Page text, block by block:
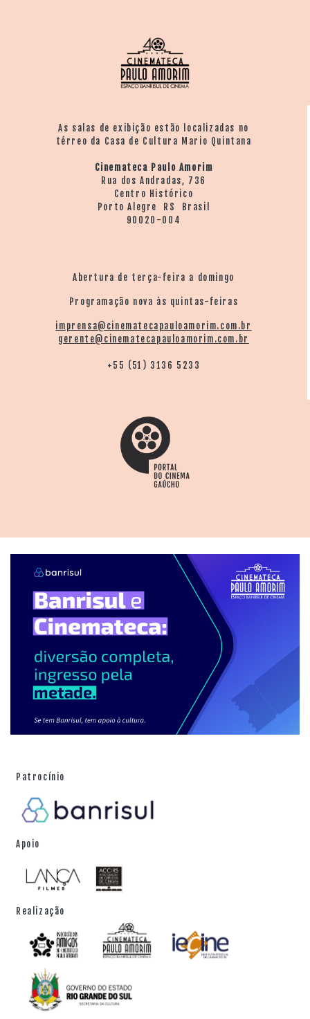
As salas de exibição estão localizadas no
térreo da Casa de Cultura Mario Quintana
Cinemateca Paulo Amorim
Rua dos Andradas, 736
Centro Histórico
Porto Alegre RS Brasil
90020-004
Abertura de terça-feira a domingo
Programação nova às quintas-feiras
imprensa@cinematecapauloamorim.com.br
gerente@cinematecapauloamorim.com.br
+55 (51) 3136 5233
Patrocínio
Apoio
Realização